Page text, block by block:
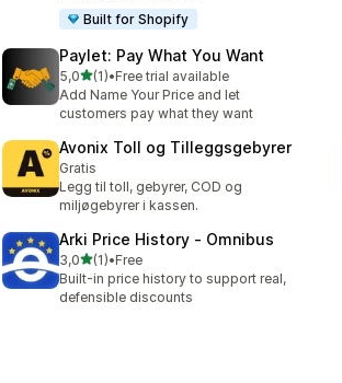
Built for Shopify
Paylet: Pay What You Want
5,0av 5 stjerner
(1)
Totalt 1 omtaler
•Free trial available
Add Name Your Price and let
customers pay what they want
Avonix Toll og Tilleggsgebyrer
Gratis
Legg til toll, gebyrer, COD og
miljøgebyrer i kassen.
Arki Price History ‑ Omnibus
3,0av 5 stjerner
(1)
Totalt 1 omtaler
•Free
Built-in price history to support real,
defensible discounts